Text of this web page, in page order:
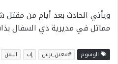
ويأتي الحادث بعد أيام من
مماثل في مديرية ذي السفال
الوسوم #معين_برس إب اليمن